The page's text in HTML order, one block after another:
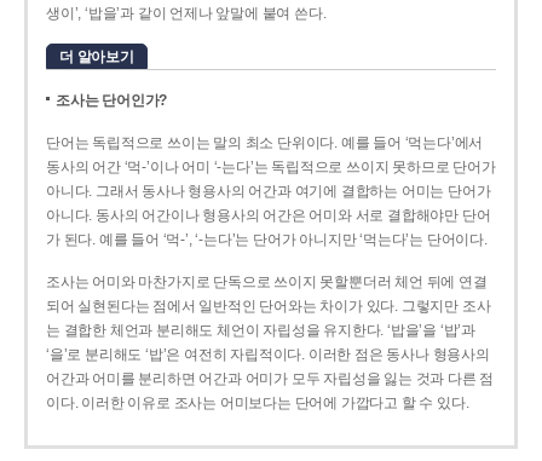
생이’, ‘밥을’과 같이 언제나 앞말에 붙여 쓴다.
더 알아보기
조사는 단어인가?
단어는 독립적으로 쓰이는 말의 최소 단위이다. 예를 들어 ‘먹는다’에서
동사의 어간 ‘먹-­’이나 어미 ‘­-는다’는 독립적으로 쓰이지 못하므로 단어가
아니다. 그래서 동사나 형용사의 어간과 여기에 결합하는 어미는 단어가
아니다. 동사의 어간이나 형용사의 어간은 어미와 서로 결합해야만 단어
가 된다. 예를 들어 ‘먹-’, ‘-는다’는 단어가 아니지만 ‘먹는다’는 단어이다.
조사는 어미와 마찬가지로 단독으로 쓰이지 못할뿐더러 체언 뒤에 연결
되어 실현된다는 점에서 일반적인 단어와는 차이가 있다. 그렇지만 조사
는 결합한 체언과 분리해도 체언이 자립성을 유지한다. ‘밥을’을 ‘밥’과
‘을’로 분리해도 ‘밥’은 여전히 자립적이다. 이러한 점은 동사나 형용사의
어간과 어미를 분리하면 어간과 어미가 모두 자립성을 잃는 것과 다른 점
이다. 이러한 이유로 조사는 어미보다는 단어에 가깝다고 할 수 있다.